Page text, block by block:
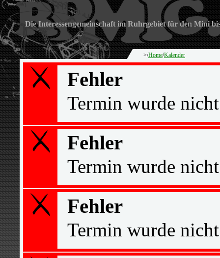
Die Interessengemeinschaft im Ruhrgebiet für den Mini
>/Home/Kalender
Fehler
Termin wurde
Fehler
Termin wurde
Fehler
Termin wurde